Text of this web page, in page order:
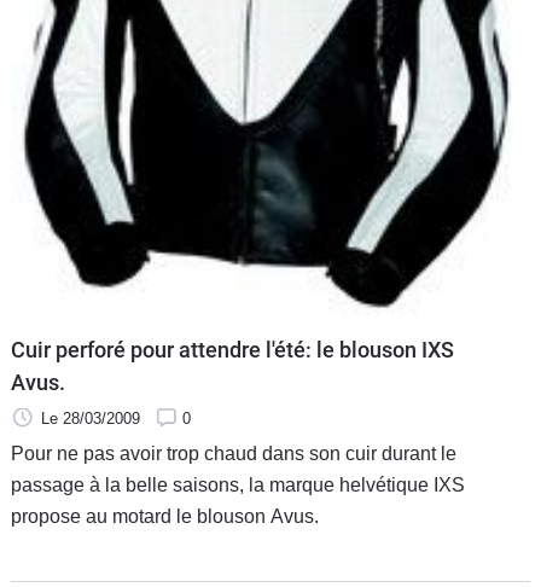
125
Marques
Services
Auto
Cuir perforé pour attendre l'été: le blouson IXS
Avus.
Le 28/03/2009 0
Pour ne pas avoir trop chaud dans son cuir durant le
passage à la belle saisons, la marque helvétique IXS
propose au motard le blouson Avus.